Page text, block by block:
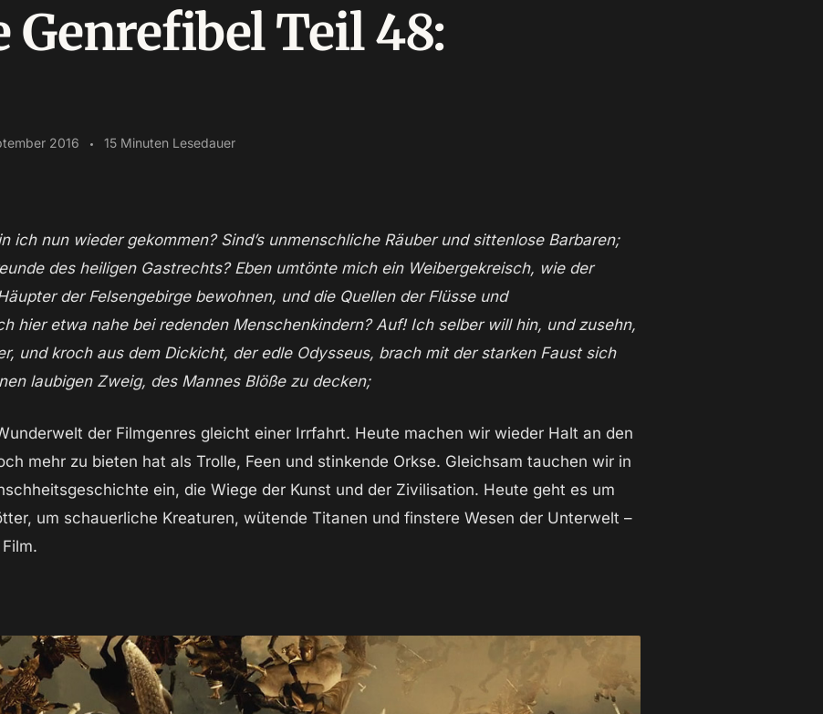
Genrefibel Teil 48:
2016 15 Minuten Lesedauer
des heiligen Gastrechts? Eben umtönte mich ein Weibergekreisch, wie der
der Felsengebirge bewohnen, und die Quellen der Flüsse und
hier etwa nahe bei redenden Menschenkindern? Auf! Ich selber will hin, und zusehn,
und kroch aus dem Dickicht, der edle Odysseus, brach mit der starken Faust sich
laubigen Zweig, des Mannes Blöße zu decken;
der Filmgenres gleicht einer Irrfahrt. Heute machen wir wieder Halt an den
mehr zu bieten hat als Trolle, Feen und stinkende Orkse. Gleichsam tauchen wir in
ein, die Wiege der Kunst und der Zivilisation. Heute geht es um
um schauerliche Kreaturen, wütende Titanen und finstere Wesen der Unterwelt –